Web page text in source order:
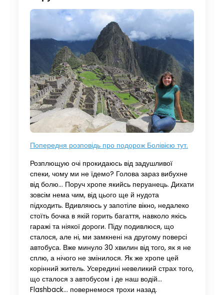
Попередня розповідь про подорож Болівією тут.
Розплющую очі прокидаюсь від задушливої ​​
спеки, чому ми не їдемо? Голова зараз вибухне
від болю… Поруч хропе якийсь перуанець. Дихати
зовсім нема чим, від цього ще й нудота
підходить. Вдивляюсь у запотіле вікно, недалеко
стоїть бочка в якій горить багаття, навколо якісь
гаражі та ніякої дороги. Піду подивлюся, що
сталося, але ні, ми замкнені на другому поверсі
автобуса. Вже минуло 30 хвилин від того, як я не
сплю, а нічого не змінилося. Як же хропе цей
корінний житель. Усередині невеликий страх того,
що сталося з автобусом і де наш водій…
Flashback… повернемося трохи назад.